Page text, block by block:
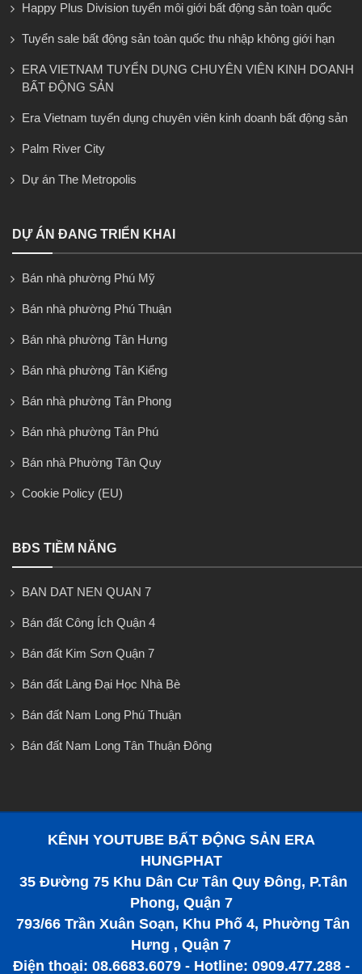
Happy Plus Division tuyển môi giới bất động sản toàn quốc
Tuyển sale bất động sản toàn quốc thu nhập không giới hạn
ERA VIETNAM TUYỂN DỤNG CHUYÊN VIÊN KINH DOANH
BẤT ĐỘNG SẢN
Era Vietnam tuyển dụng chuyên viên kinh doanh bất động sản
Palm River City
Dự án The Metropolis
DỰ ÁN ĐANG TRIỂN KHAI
Bán nhà phường Phú Mỹ
Bán nhà phường Phú Thuận
Bán nhà phường Tân Hưng
Bán nhà phường Tân Kiểng
Bán nhà phường Tân Phong
Bán nhà phường Tân Phú
Bán nhà Phường Tân Quy
Cookie Policy (EU)
BĐS TIỀM NĂNG
BAN DAT NEN QUAN 7
Bán đất Công Ích Quận 4
Bán đất Kim Sơn Quận 7
Bán đất Làng Đại Học Nhà Bè
Bán đất Nam Long Phú Thuận
Bán đất Nam Long Tân Thuận Đông
KÊNH YOUTUBE BẤT ĐỘNG SẢN ERA
HUNGPHAT
35 Đường 75 Khu Dân Cư Tân Quy Đông, P.Tân
Phong, Quận 7
793/66 Trần Xuân Soạn, Khu Phố 4, Phường Tân
Hưng , Quận 7
Điện thoại: 08.6683.6079 - Hotline: 0909.477.288 -